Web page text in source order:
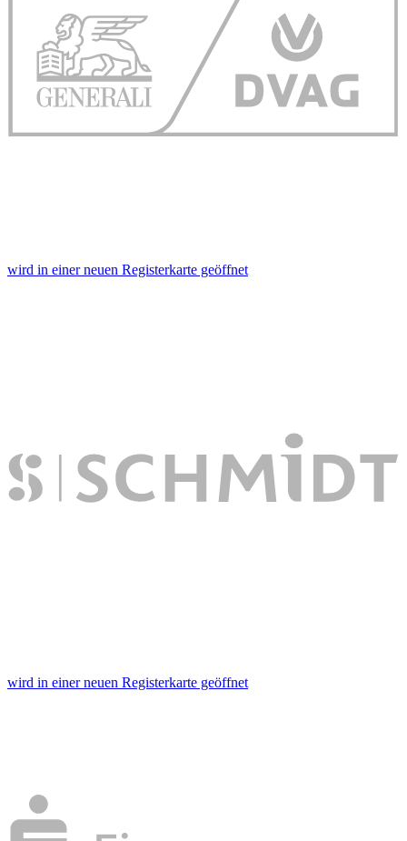
wird in einer neuen Registerkarte geöffnet
wird in einer neuen Registerkarte geöffnet